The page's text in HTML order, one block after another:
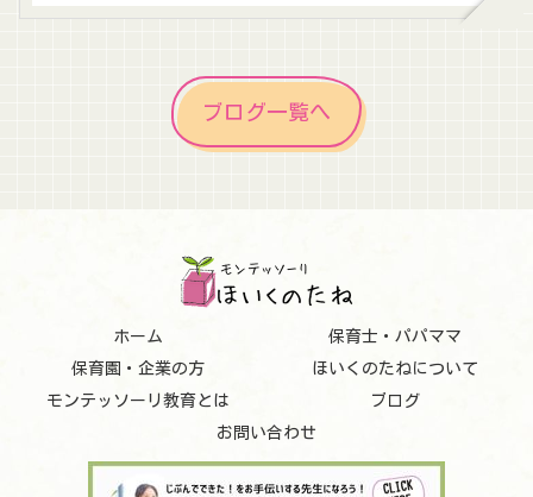
ブログ一覧へ
ホーム
保育士・パパママ
保育園・企業の方
ほいくのたねについて
モンテッソーリ教育とは
ブログ
お問い合わせ